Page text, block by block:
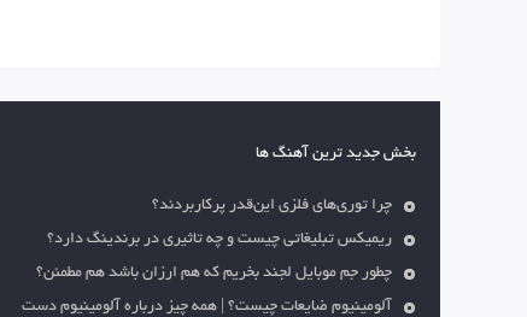
بخش جدید ترین آهنگ ها
چرا توری‌های فلزی این‌قدر پرکاربردند؟
ریمیکس تبلیغاتی چیست و چه تاثیری در برندینگ دارد؟
چطور جم موبایل لجند بخریم که هم ارزان باشد هم مطمئن؟
آلومینیوم ضایعات چیست؟ | همه چیز درباره آلومینیوم دست